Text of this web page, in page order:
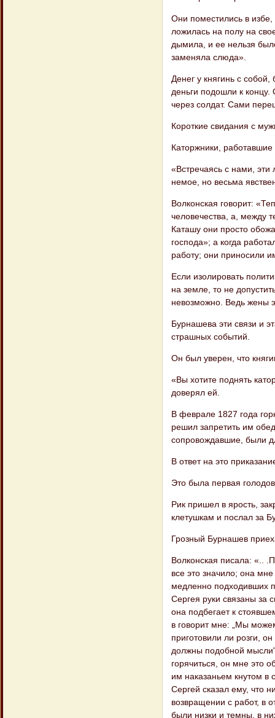
Они поместились в избе,
ложилась на полу на
дымила, и ее нельзя
заменяла слюда».
Денег у княгинь с
деньги подошли к
через солдат. Сами
Короткие свидания с
Каторжники, работавшие
«Встречаясь с нами,
немое, но весьма
Волконская говорит:
человечества, а, между
Каташу они просто
господа»; а когда
работу; они приносили
Если изолировать
на земле, то не
невозможно. Ведь жены
Бурнашева эти связи и
страшных событий.
Он был уверен, что
«Вы хотите поднять
доверял ей.
В феврале 1827 года
решил запре​тить им
сопровождавшие, были
В ответ на это
Это была первая
Рик пришел в ярость,
клетушкам и послал за
Грозный Бурнашев
Волконская писала: «..
все это значило; она
медленно подходивших
Сергея руки связаны за
она подбегает к
в говорит мне: „Мы
приготовили ли роз​ги,
должны подобной
горячиться, он мне это
им наказаньем кнутом в
Сергей сказал ему, что
возвращении с работ, в
были низки и темны, в